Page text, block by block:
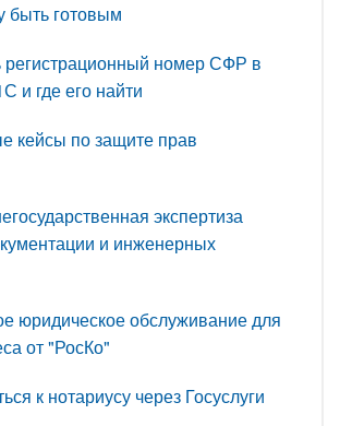
быть готовым
регистрационный номер СФР в
и где его найти
кейсы по защите прав
экспертиза
и инженерных
юридическое обслуживание для
от "РосКо"
к нотариусу через Госуслуги